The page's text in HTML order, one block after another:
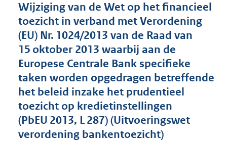
s
g
r
o
o
t
t
:
5
9
b
Wijziging van de Wet op het financieel
toezicht in verband met Verordening
(EU) Nr. 1024/2013 van de Raad van
15 oktober 2013 waarbij aan de
Europese Centrale Bank specifieke
taken worden opgedragen betreffende
het beleid inzake het prudentieel
toezicht op kredietinstellingen
(PbEU 2013, L 287) (Uitvoeringswet
verordening bankentoezicht)